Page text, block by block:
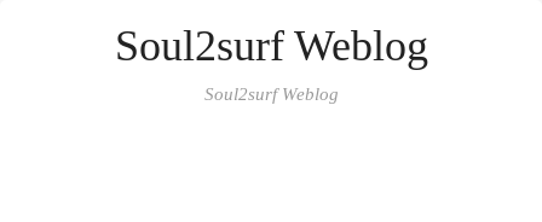
Soul2surf Weblog
Soul2surf Weblog